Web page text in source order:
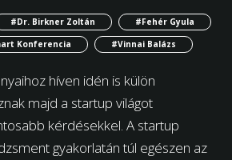
#Dr. Birkner Zoltán
#Fehér Gyula
Konferencia #Vinnai Balázs
híven idén is külön
majd a startup világot
kérdésekkel. A startup
gyakorlatán túl egészen az